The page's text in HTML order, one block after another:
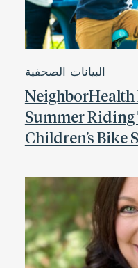
البيانات الصحفية
NeighborHealth
Summer
Children’s Bike